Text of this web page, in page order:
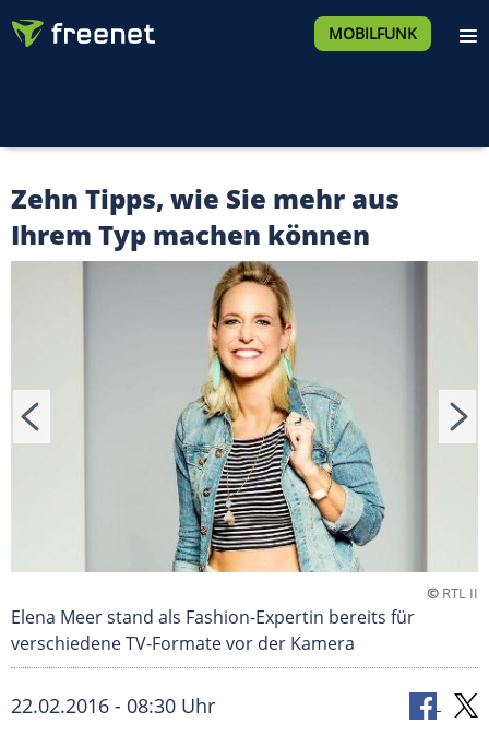
MOBILFUNK
Zehn Tipps, wie Sie mehr aus
Ihrem Typ machen können
© RTL II
Elena Meer stand als Fashion-Expertin bereits für
verschiedene TV-Formate vor der Kamera
22.02.2016 - 08:30 Uhr